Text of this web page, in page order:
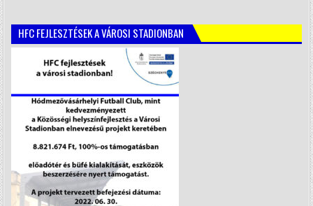
HFC FEJLESZTÉSEK A VÁROSI STADIONBAN